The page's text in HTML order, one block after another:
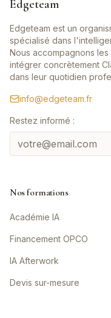
Edgeteam
Edgeteam est un
spécialisé dans
Nous accompagnons
intégrer concrètement
dans leur quotidien
info@edgeteam.fr
Restez informé :
Nos formations
Académie IA
Financement OPCO
IA Afterwork
Devis sur-mesure